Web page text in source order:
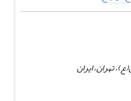
تهران، ایران